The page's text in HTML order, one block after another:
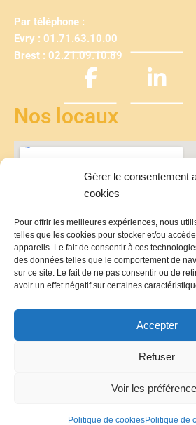
Gérer le consentement
cookies
Pour offrir les meilleures expériences, nous
telles que les cookies pour stocker et/ou
appareils. Le fait de consentir à ces
des données telles que le comportement de
sur ce site. Le fait de ne pas consentir ou de
avoir un effet négatif sur certaines
Accepter
Refuser
Voir les
Politique de cookiesPolitique de
Par téléphone :
Evry : 01.71.63.10.00
Brest : 02.21.09.10.89
Nos locaux
Politique de Confidentialité